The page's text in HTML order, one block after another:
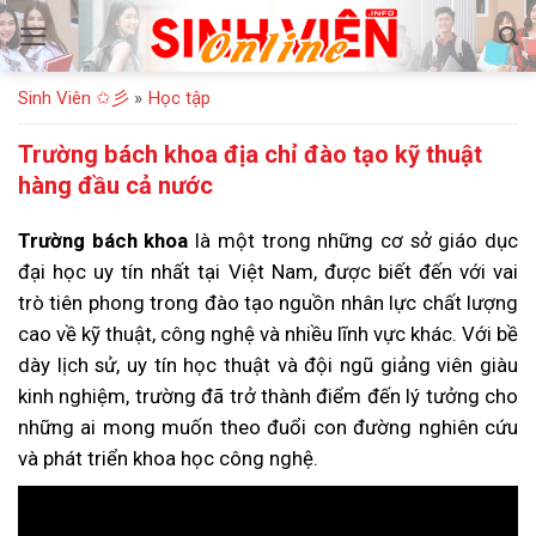
Bỏ
qua
nội
dung
Sinh Viên ✩彡 » Học tập
Trường bách khoa địa chỉ đào tạo kỹ thuật
hàng đầu cả nước
Trường bách khoa là một trong những cơ sở giáo dục
đại học uy tín nhất tại Việt Nam, được biết đến với vai
trò tiên phong trong đào tạo nguồn nhân lực chất lượng
cao về kỹ thuật, công nghệ và nhiều lĩnh vực khác. Với bề
dày lịch sử, uy tín học thuật và đội ngũ giảng viên giàu
kinh nghiệm, trường đã trở thành điểm đến lý tưởng cho
những ai mong muốn theo đuổi con đường nghiên cứu
và phát triển khoa học công nghệ.